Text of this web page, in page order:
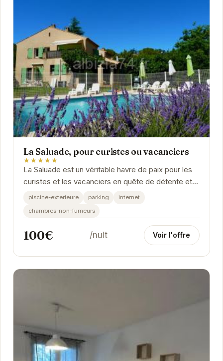
La Saluade, pour curistes ou vacanciers
★★★★★
La Saluade est un véritable havre de paix pour les
curistes et les vacanciers en quête de détente et
de bien-être. Nichée dans un cadre...
piscine-exterieure parking
internet
chambres-non-fumeurs
100€ /nuit Voir l'offre